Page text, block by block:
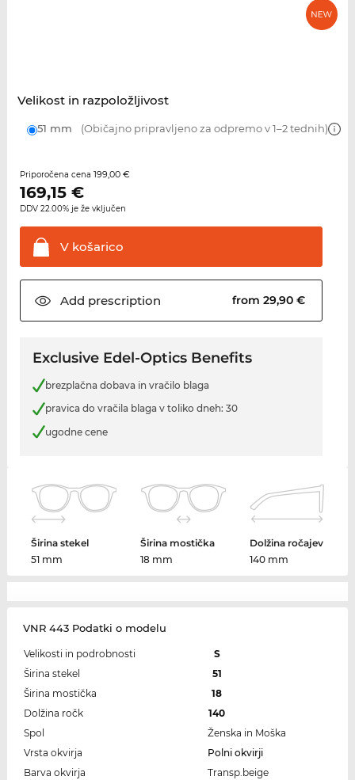
Velikost in razpoložljivost
51 mm (Običajno pripravljeno za odpremo v 1–2 tednih)
Priporočena cena 199,00 €
169,15€
DDV 22.00% je že vključen
Vkošarico
Add prescription from 29,90 €
Exclusive Edel-Optics Benefits
brezplačna dobava in vračilo blaga
pravica do vračila blaga v toliko dneh: 30
ugodne cene
Širina stekel
51 mm
Širina mostička
18 mm
Dolžina ročajev
140 mm
VNR 443 Podatki o modelu
Velikosti in podrobnosti
S
Širina stekel
51
Širina mostička
18
Dolžina ročk
140
Spol
Ženska in Moška
Vrsta okvirja
Polni okvirji
Barva okvirja
Transp.beige